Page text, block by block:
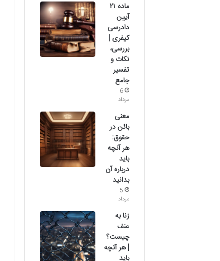
ماده ۲۱
آیین
دادرسی
کیفری |
بررسی،
نکات و
تفسیر
جامع
6
مرداد
معنی
بائن در
حقوق:
هر آنچه
باید
درباره آن
بدانید
5
مرداد
زنا به
عنف
چیست؟
| هر آنچه
باید